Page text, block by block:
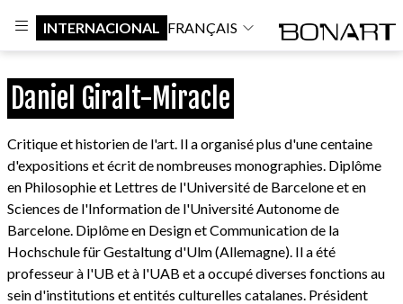
INTERNACIONAL FRANÇAIS
Daniel Giralt-Miracle
Critique et historien de l'art. Il a organisé plus d'une centaine
d'expositions et écrit de nombreuses monographies. Diplôme
en Philosophie et Lettres de l'Université de Barcelone et en
Sciences de l'Information de l'Université Autonome de
Barcelone. Diplôme en Design et Communication de la
Hochschule für Gestaltung d'Ulm (Allemagne). Il a été
professeur à l'UB et à l'UAB et a occupé diverses fonctions au
sein d'institutions et entités culturelles catalanes. Président